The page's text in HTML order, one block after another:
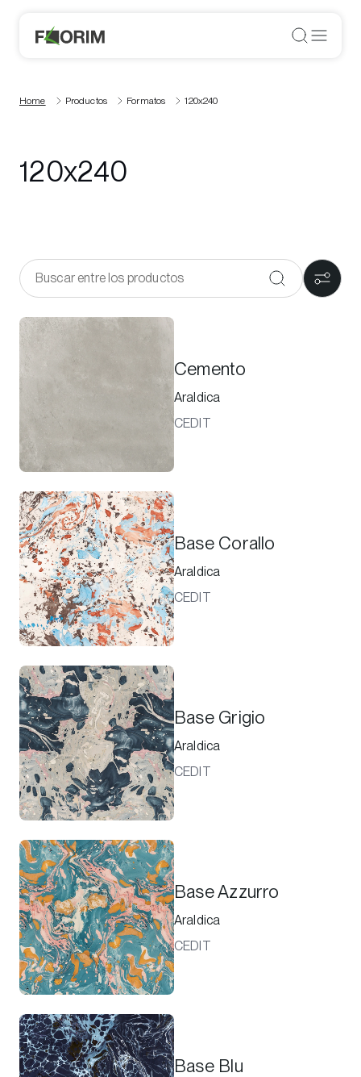
Home Productos Formatos 120x240
120x240
Cemento
Araldica
CEDIT
Base Corallo
Araldica
CEDIT
Base Grigio
Araldica
CEDIT
Base Azzurro
Araldica
CEDIT
Base Blu